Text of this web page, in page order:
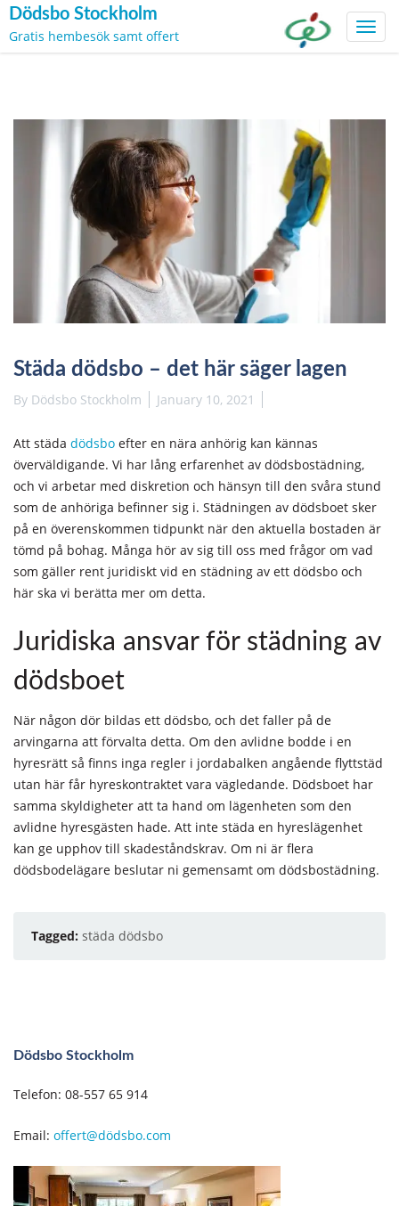
Dödsbo Stockholm
Gratis hembesök samt offert
Städa dödsbo – det här säger lagen
By Dödsbo Stockholm January 10, 2021
Att städa dödsbo efter en nära anhörig kan kännas
överväldigande. Vi har lång erfarenhet av dödsbostädning,
och vi arbetar med diskretion och hänsyn till den svåra stund
som de anhöriga befinner sig i. Städningen av dödsboet sker
på en överenskommen tidpunkt när den aktuella bostaden är
tömd på bohag. Många hör av sig till oss med frågor om vad
som gäller rent juridiskt vid en städning av ett dödsbo och
här ska vi berätta mer om detta.
Juridiska ansvar för städning av
dödsboet
När någon dör bildas ett dödsbo, och det faller på de
arvingarna att förvalta detta. Om den avlidne bodde i en
hyresrätt så finns inga regler i jordabalken angående flyttstäd
utan här får hyreskontraktet vara vägledande. Dödsboet har
samma skyldigheter att ta hand om lägenheten som den
avlidne hyresgästen hade. Att inte städa en hyreslägenhet
kan ge upphov till skadeståndskrav. Om ni är flera
dödsbodelägare beslutar ni gemensamt om dödsbostädning.
Tagged: städa dödsbo
Dödsbo Stockholm
Telefon: 08-557 65 914
Email: offert@dödsbo.com